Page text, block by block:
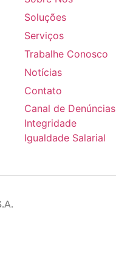
Soluções
Serviços
Trabalhe Conosco
Notícias
Contato
Canal de Denúncias
Integridade
Igualdade Salarial